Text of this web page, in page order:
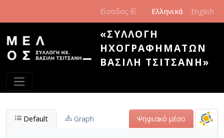
Είσοδος Ελληνικά English
«ΣΥΛΛΟΓΉ
ΗΧΟΓΡΑΦΗΜΆΤΩΝ
ΒΑΣΊΛΗ ΤΣΙΤΣΆΝΗ»
Default Graph Ψηφιακό μέσο